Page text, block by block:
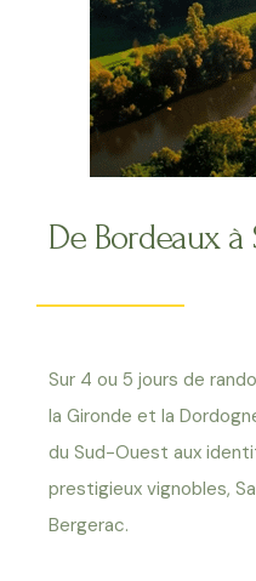
De Bordeaux à
Sur 4 ou 5 jours de
la Gironde et la
du Sud-Ouest aux
prestigieux vignobles,
Bergerac.